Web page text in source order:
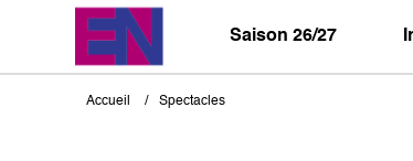
Saison 26/27
Fil
Accueil Spectacles